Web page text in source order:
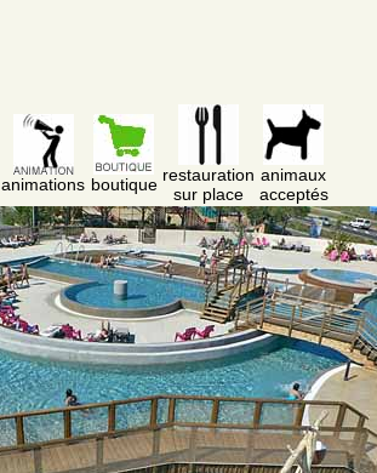
animations boutique restauration
sur place
animaux
acceptés